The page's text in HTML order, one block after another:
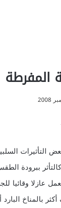
المفرطة
التأثيرات
ببرودة
عازلا وقائيا
بالمناخ